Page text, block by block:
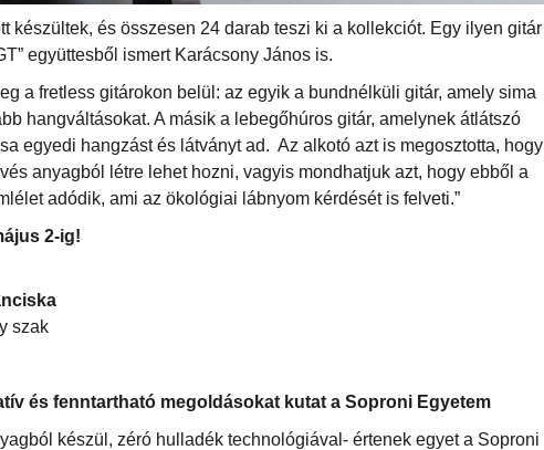
készültek, és összesen 24 darab teszi ki a kollekciót. Egy ilyen gitár
együttesből ismert Karácsony János is.
a fretless gitárokon belül: az egyik a bundnélküli gitár, amely sima
hangváltásokat. A másik a lebegőhúros gitár, amelynek átlátszó
egyedi hangzást és látványt ad. Az alkotó azt is megosztotta, hogy
anyagból létre lehet hozni, vagyis mondhatjuk azt, hogy ebből a
adódik, ami az ökológiai lábnyom kérdését is felveti.”
2-ig!
szak
és fenntartható megoldásokat kutat a Soproni Egyetem
készül, zéró hulladék technológiával- értenek egyet a Soproni